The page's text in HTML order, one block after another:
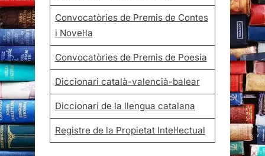
Convocatòries de Premis de Contes
i Novel·la
Convocatòries de Premis de Poesia
Diccionari català-valencià-balear
Diccionari de la llengua catalana
Registre de la Propietat Intel·lectual